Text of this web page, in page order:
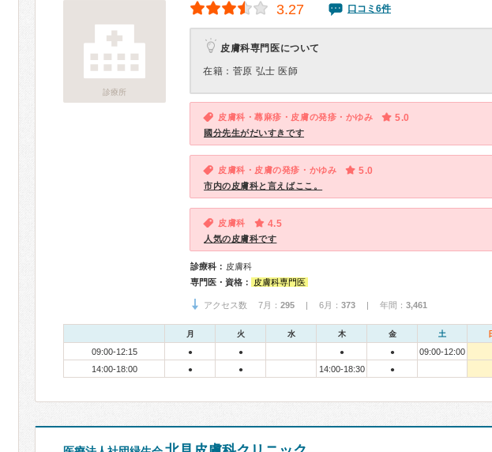
診療所
3.27 口コミ6件
皮膚科専門医について
在籍：菅原 弘士 医師
皮膚科・蕁麻疹・皮膚の発疹・かゆみ 5.0
國分先生がだいすきです
皮膚科・皮膚の発疹・かゆみ 5.0
市内の皮膚科と言えばここ。
皮膚科 4.5
人気の皮膚科です
診療科： 皮膚科
専門医・資格：
皮膚科専門医
アクセス数 7月： 295 | 6月： 373 | 年間： 3,461
月 火 水 木 金 土
09:00-12:15 ● ● ● ●
09:00-12:00
14:00-18:00
● ● 14:00-18:30 ●